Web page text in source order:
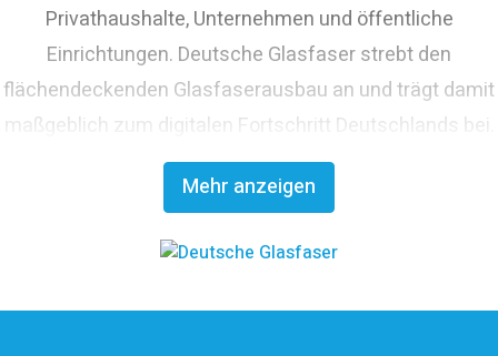
Mehr anzeigen
Privathaushalte, Unternehmen und öffentliche
Einrichtungen. Deutsche Glasfaser strebt den
flächendeckenden Glasfaserausbau an und trägt damit
maßgeblich zum digitalen Fortschritt Deutschlands bei.
Mit innovativen Planungs- und Bauverfahren ist
Deutsche Glasfaser Spezialist für einen schnellen und
kosteneffizienten FTTH-Ausbau. Die
Unternehmensgruppe zählt zu den finanzstärksten
Anbietern im deutschen Markt und verfügt mit den